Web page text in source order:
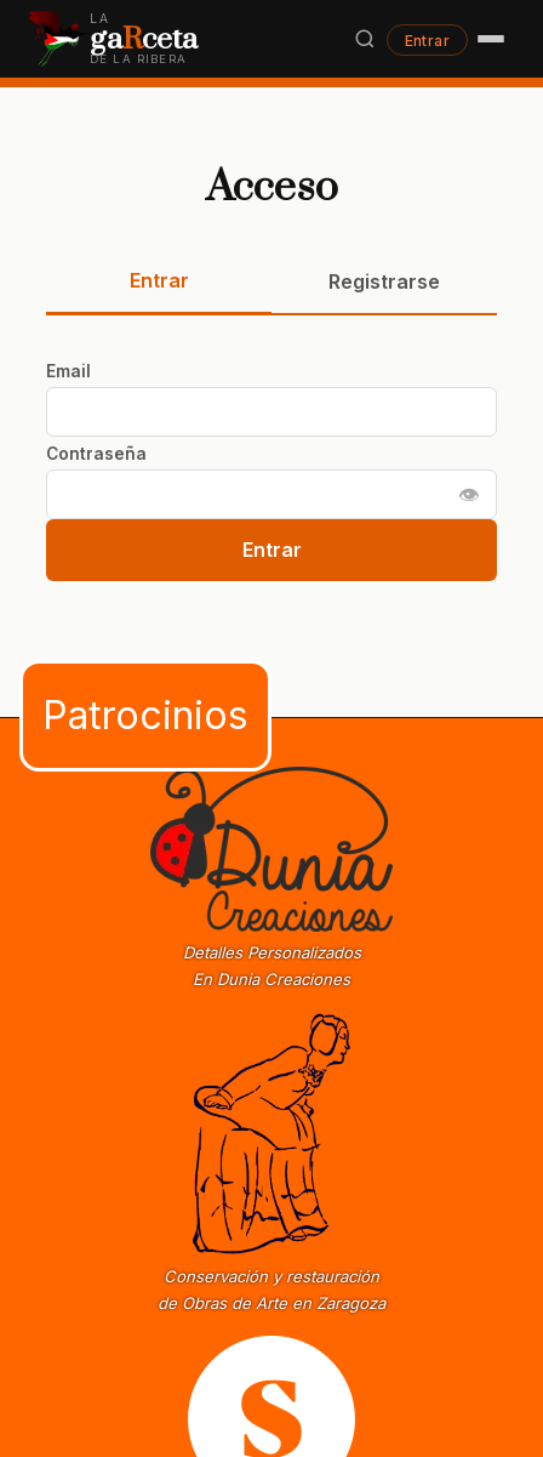
LA
gaRceta
DE LA RIBERA
Entrar
Acceso
Entrar Registrarse
Email
Contraseña
👁
Entrar
Detalles Personalizados
En Dunia Creaciones
Conservación y restauración
de Obras de Arte en Zaragoza